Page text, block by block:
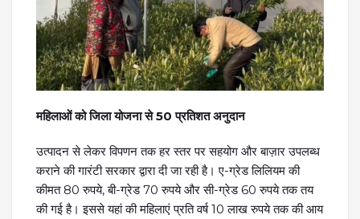
महिलाओं को जिला योजना से 50 प्रतिशत अनुदान
उत्पादन से लेकर विपणन तक हर स्तर पर सहयोग और बाज़ार उपलब्ध
कराने की गारंटी सरकार द्वारा दी जा रही है। ए-ग्रेड लिलियम की
कीमत 80 रुपये, बी-ग्रेड 70 रुपये और सी-ग्रेड 60 रुपये तक तय
की गई है। इससे यहां की महिलाएं प्रति वर्ष 10 लाख रुपये तक की आय